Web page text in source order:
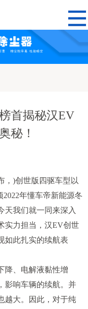
首揭秘汉EV
秘！
)创世版四驱车型以
年懂车帝新能源冬
天我们就一同来深入
实力担当，汉EV创世
如此扎实的续航表
、电解液黏性增
影响车辆的续航。并
越大。因此，对于纯